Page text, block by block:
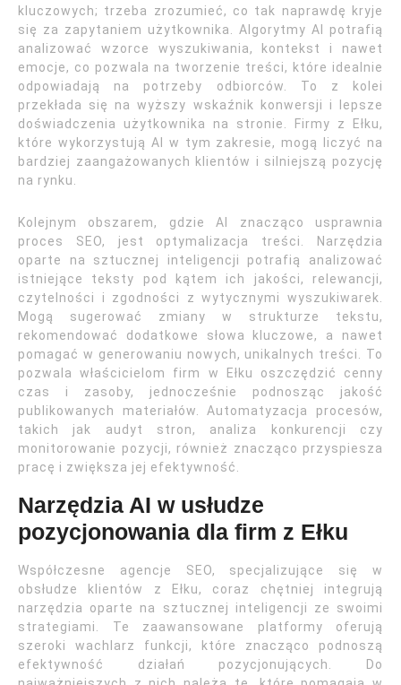
kluczowych; trzeba zrozumieć, co tak naprawdę kryje
się za zapytaniem użytkownika. Algorytmy AI potrafią
analizować wzorce wyszukiwania, kontekst i nawet
emocje, co pozwala na tworzenie treści, które idealnie
odpowiadają na potrzeby odbiorców. To z kolei
przekłada się na wyższy wskaźnik konwersji i lepsze
doświadczenia użytkownika na stronie. Firmy z Ełku,
które wykorzystują AI w tym zakresie, mogą liczyć na
bardziej zaangażowanych klientów i silniejszą pozycję
na rynku.
Kolejnym obszarem, gdzie AI znacząco usprawnia
proces SEO, jest optymalizacja treści. Narzędzia
oparte na sztucznej inteligencji potrafią analizować
istniejące teksty pod kątem ich jakości, relewancji,
czytelności i zgodności z wytycznymi wyszukiwarek.
Mogą sugerować zmiany w strukturze tekstu,
rekomendować dodatkowe słowa kluczowe, a nawet
pomagać w generowaniu nowych, unikalnych treści. To
pozwala właścicielom firm w Ełku oszczędzić cenny
czas i zasoby, jednocześnie podnosząc jakość
publikowanych materiałów. Automatyzacja procesów,
takich jak audyt stron, analiza konkurencji czy
monitorowanie pozycji, również znacząco przyspiesza
pracę i zwiększa jej efektywność.
Narzędzia AI w usłudze
pozycjonowania dla firm z Ełku
Współczesne agencje SEO, specjalizujące się w
obsłudze klientów z Ełku, coraz chętniej integrują
narzędzia oparte na sztucznej inteligencji ze swoimi
strategiami. Te zaawansowane platformy oferują
szeroki wachlarz funkcji, które znacząco podnoszą
efektywność działań pozycjonujących. Do